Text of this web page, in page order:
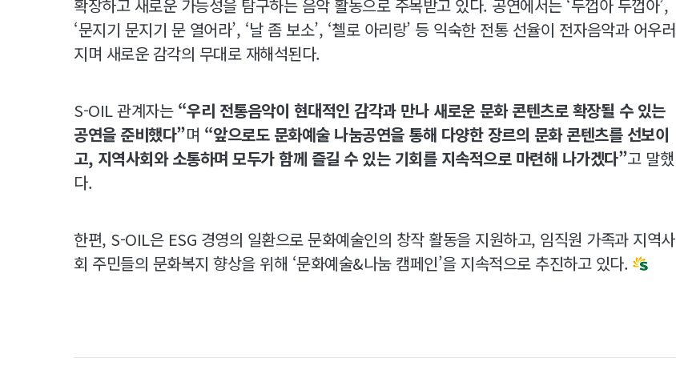
확장하고 새로운 가능성을 탐구하는 음악 활동으로 주목받고 있다. 공연에서는 ‘두껍아 두껍아’,
‘문지기 문지기 문 열어라’, ‘날 좀 보소’, ‘첼로 아리랑’ 등 익숙한 전통 선율이 전자음악과 어우러
지며 새로운 감각의 무대로 재해석된다.
S-OIL 관계자는 “우리 전통음악이 현대적인 감각과 만나 새로운 문화 콘텐츠로 확장될 수 있는
공연을 준비했다”며 “앞으로도 문화예술 나눔공연을 통해 다양한 장르의 문화 콘텐츠를 선보이
고, 지역사회와 소통하며 모두가 함께 즐길 수 있는 기회를 지속적으로 마련해 나가겠다”고 말했
다.
한편, S-OIL은 ESG 경영의 일환으로 문화예술인의 창작 활동을 지원하고, 임직원 가족과 지역사
회 주민들의 문화복지 향상을 위해 ‘문화예술&나눔 캠페인’을 지속적으로 추진하고 있다.